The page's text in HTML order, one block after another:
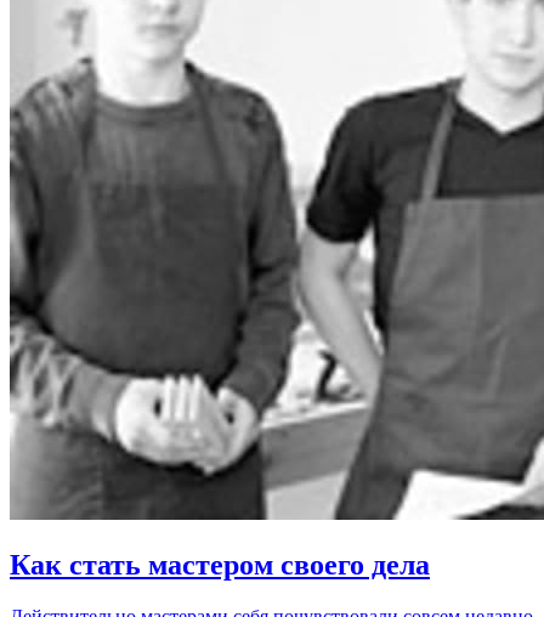
Как стать мастером своего дела